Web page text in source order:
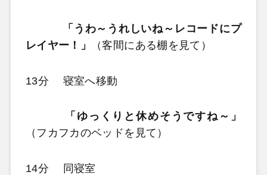
「うわ～うれしいね～レコードにプ
レイヤー！」
（客間にある棚を見て）
13分 寝室へ移動
「ゆっくりと休めそうですね～」
（フカフカのベッドを見て）
14分 同寝室